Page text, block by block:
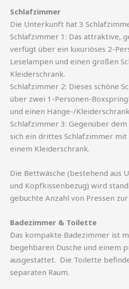
Schlafzimmer
Die Unterkunft hat 3
Schlafzimmer 1: Das attraktive,
verfügt über ein luxuriöses 2-
Leselampen und einen großen
Kleiderschrank.
Schlafzimmer 2: Dieses schöne
über zwei 1-Personen-
und einen Hänge-/
Schlafzimmer 3: Gegenüber
sich ein drittes Schlafzimmer
einem Kleiderschrank.
Die Bettwäsche (bestehend aus
und Kopfkissenbezug) wird
gebuchte Anzahl von Pressen
Badezimmer & Toilette
Das kompakte Badezimmer ist
begehbaren Dusche und einem
ausgestattet. Die Toilette
separaten Raum.